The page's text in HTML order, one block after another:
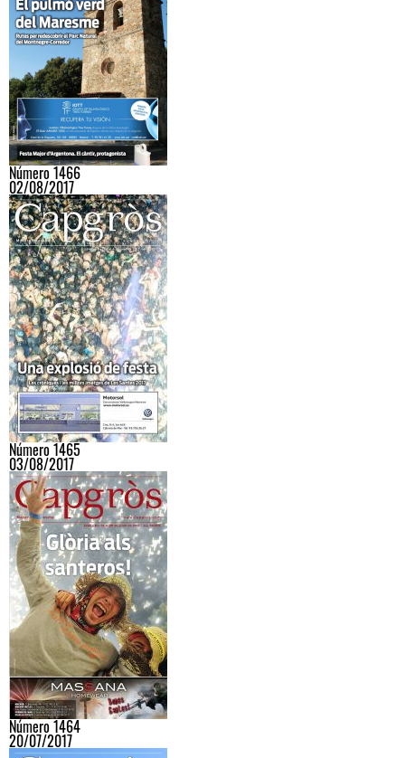
Número 1466
02/08/2017
Número 1465
03/08/2017
Número 1464
20/07/2017